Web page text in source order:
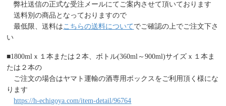
弊社送信の正式な受注メールにてご案内させて頂いております
送料別の商品となっておりますので
最低限、送料はこちらの送料について でご確認の上でご注文下さ
い
■1800mlｘ１本または２本、ボトル(360ml～900ml)サイズｘ１本ま
たは２本の
ご注文の場合はヤマト運輸の酒専用ボックスをご利用頂く様にな
ります
https://h-echigoya.com/item-detail/96764